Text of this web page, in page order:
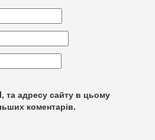
та адресу сайту в цьому
коментарів.